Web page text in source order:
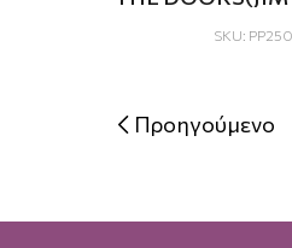
SKU:
 Προηγούμενο